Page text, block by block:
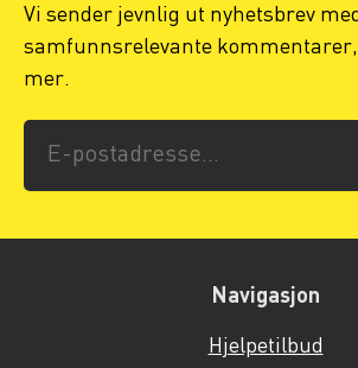
Vi sender jevnlig ut nyhetsbrev
samfunnsrelevante
mer.
Navigasjon
Hjelpetilbud